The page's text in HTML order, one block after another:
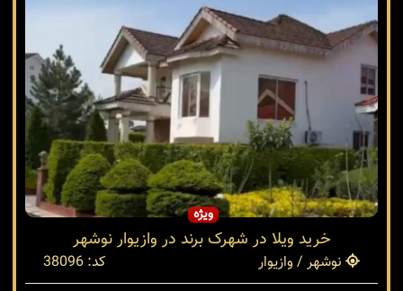
ویژه
خرید ویلا در شهرک برند در وازیوار نوشهر
نوشهر / وازیوار
کد: 38096